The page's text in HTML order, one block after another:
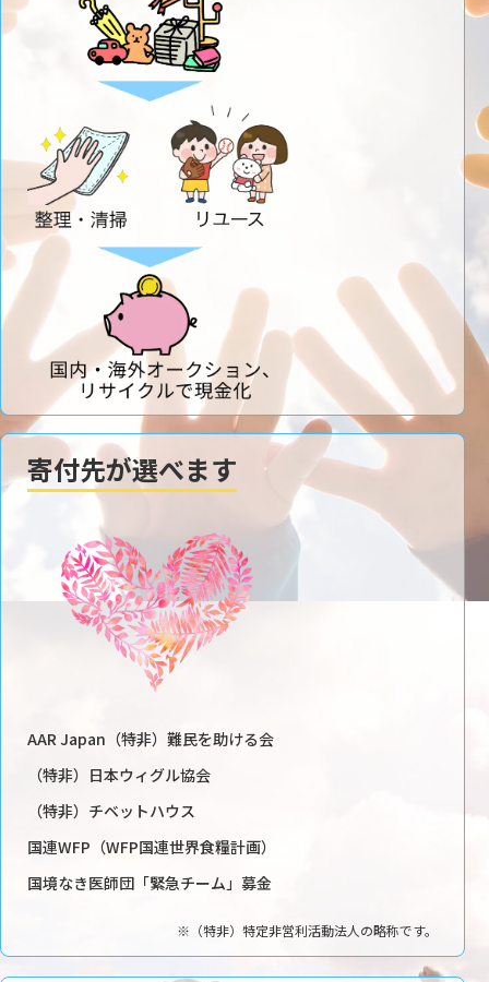
寄付先が選べます
AAR Japan（特非）難民を助ける会
（特非）日本ウィグル協会
（特非）チベットハウス
国連WFP（WFP国連世界食糧計画）
国境なき医師団「緊急チーム」募金
※（特非）特定非営利活動法人の略称です。